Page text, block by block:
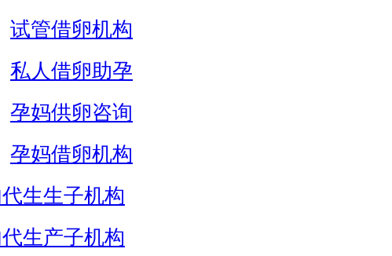
试管借卵机构
私人借卵助孕
孕妈供卵咨询
孕妈借卵机构
生生子机构
生产子机构